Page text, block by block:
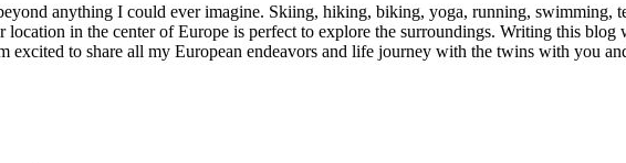
anything I could ever imagine. Skiing, hiking, biking, yoga, running, swimming,
in the center of Europe is perfect to explore the surroundings. Writing this blog
excited to share all my European endeavors and life journey with the twins with you